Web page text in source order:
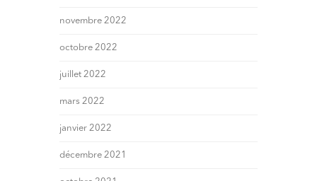
novembre 2022
octobre 2022
juillet 2022
mars 2022
janvier 2022
décembre 2021